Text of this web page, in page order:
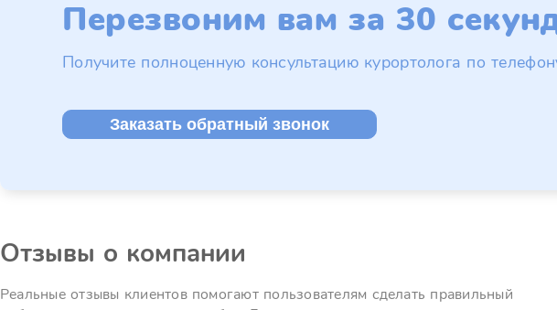
Перезвоним вам за 30
Получите полноценную консультацию курортолога по
Заказать обратный звонок
Отзывы о компании
Реальные отзывы клиентов помогают пользователям сделать правильный